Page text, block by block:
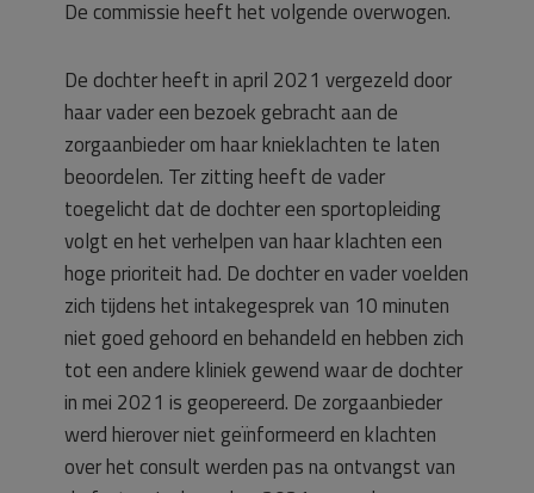
De commissie heeft het volgende overwogen.
De dochter heeft in april 2021 vergezeld door
haar vader een bezoek gebracht aan de
zorgaanbieder om haar knieklachten te laten
beoordelen. Ter zitting heeft de vader
toegelicht dat de dochter een sportopleiding
volgt en het verhelpen van haar klachten een
hoge prioriteit had. De dochter en vader voelden
zich tijdens het intakegesprek van 10 minuten
niet goed gehoord en behandeld en hebben zich
tot een andere kliniek gewend waar de dochter
in mei 2021 is geopereerd. De zorgaanbieder
werd hierover niet geïnformeerd en klachten
over het consult werden pas na ontvangst van